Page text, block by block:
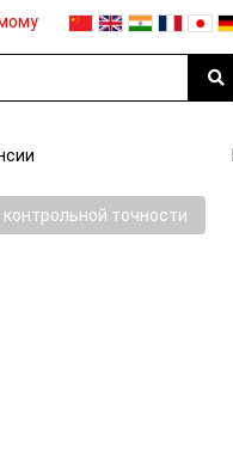
точности